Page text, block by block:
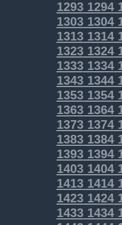
12931294
13031304
13131314
13231324
13331334
13431344
13531354
13631364
13731374
13831384
13931394
14031404
14131414
14231424
14331434